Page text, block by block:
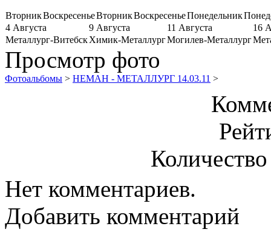
ВторникВоскресеньеВторникВоскресеньеПонедельник
4 Августа
9 Августа 11 Августа
16
Металлург-ВитебскХимик-МеталлургМогилев-Металлург
Просмотр фото
Фотоальбомы > НЕМАН - МЕТАЛЛУРГ 14.03.11 >
Нет комментариев.
Добавить комментарий